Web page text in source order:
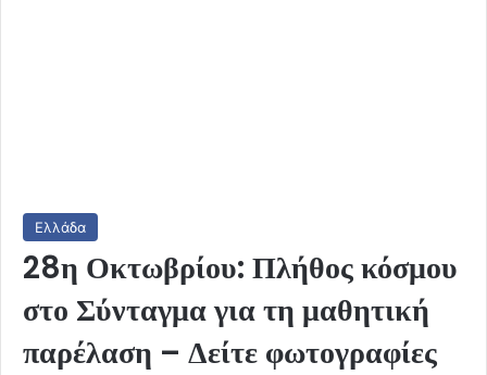
Ελλάδα
28η Οκτωβρίου: Πλήθος κόσμου
στο Σύνταγμα για τη μαθητική
παρέλαση – Δείτε φωτογραφίες